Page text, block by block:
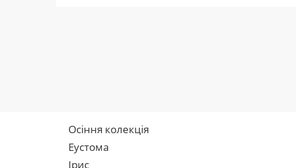
Осіння колекція
Еустома
Ірис